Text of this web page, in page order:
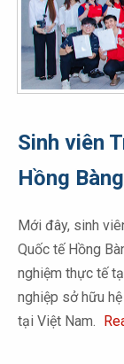
Sinh viên
Hồng
Mới đây, sinh
Quốc tế Hồng
nghiệm thực tế
nghiệp sở hữu
tại Việt Nam.